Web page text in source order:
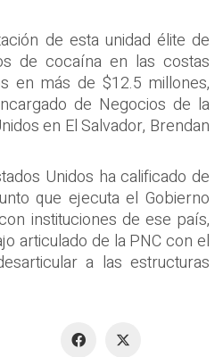
de esta unidad élite de
de cocaína en las costas
en más de $12.5 millones,
de Negocios de la
en El Salvador, Brendan
Unidos ha calificado de
que ejecuta el Gobierno
instituciones de ese país,
articulado de la PNC con el
a las estructuras